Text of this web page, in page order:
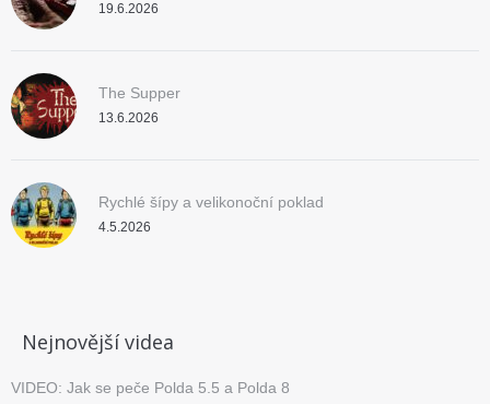
19.6.2026
The Supper
13.6.2026
Rychlé šípy a velikonoční poklad
4.5.2026
Nejnovější videa
VIDEO: Jak se peče Polda 5.5 a Polda 8